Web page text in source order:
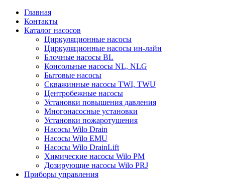
Главная
Контакты
Каталог насосов
Циркуляционные насосы
Циркуляционные насосы ин-лайн
Блочные насосы BL
Консольные насосы NL, NLG
Бытовые насосы
Скважинные насосы TWI, TWU
Центробежные насосы
Установки повышения давления
Многонасосные установки
Установки пожаротушения
Насосы Wilo Drain
Насосы Wilo EMU
Насосы Wilo DrainLift
Химические насосы Wilo PM
Дозирующие насосы Wilo PRJ
Приборы управления